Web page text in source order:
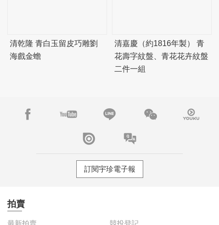
清乾隆 青白玉留皮巧雕劉
海戲金蟾
清嘉慶（約1816年製） 青
花壽字紋盤、青花花卉紋盤
二件一組
訂閱宇珍電子報
拍賣